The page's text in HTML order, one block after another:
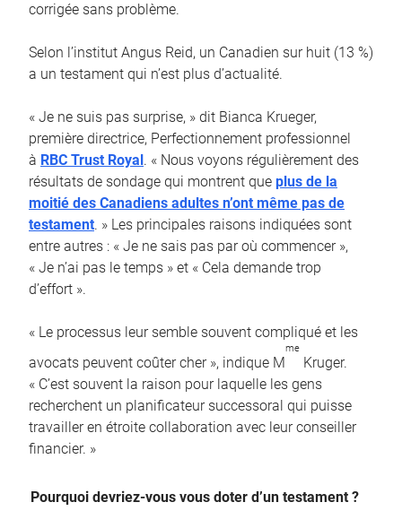
corrigée sans problème.
Selon l’institut Angus Reid, un Canadien sur huit (13 %)
a un testament qui n’est plus d’actualité.
« Je ne suis pas surprise, » dit Bianca Krueger,
première directrice, Perfectionnement professionnel
à RBC Trust Royal . « Nous voyons régulièrement des
résultats de sondage qui montrent que plus de la
moitié des Canadiens adultes n’ont même pas de
testament. » Les principales raisons indiquées sont
entre autres : « Je ne sais pas par où commencer »,
« Je n’ai pas le temps » et « Cela demande trop
d’effort ».
« Le processus leur semble souvent compliqué et les
avocats peuvent coûter cher », indique M
me
Kruger.
« C’est souvent la raison pour laquelle les gens
recherchent un planificateur successoral qui puisse
travailler en étroite collaboration avec leur conseiller
financier. »
Pourquoi devriez-vous vous doter d’un testament ?